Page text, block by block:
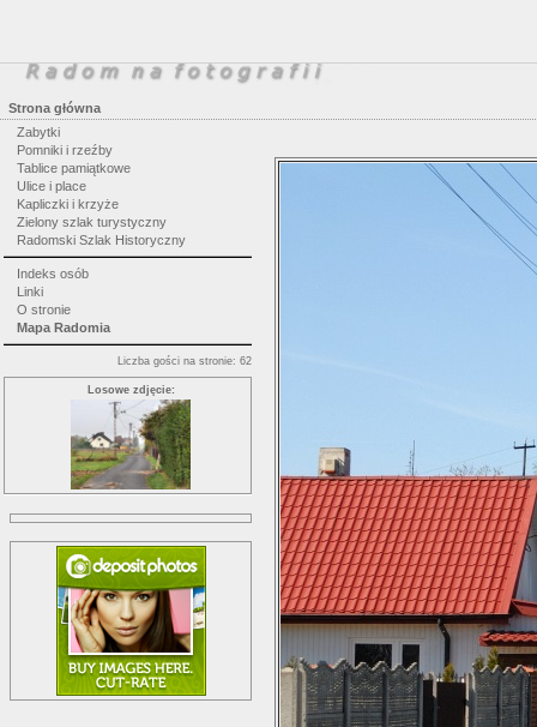
Strona główna
Zabytki
Pomniki i rzeźby
Tablice pamiątkowe
Ulice i place
Kapliczki i krzyże
Zielony szlak turystyczny
Radomski Szlak Historyczny
Indeks osób
Linki
O stronie
Mapa Radomia
Liczba gości na stronie: 62
Losowe zdjęcie: